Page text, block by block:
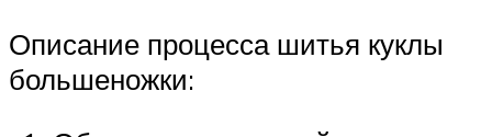
Описание процесса шитья куклы
большеножки: